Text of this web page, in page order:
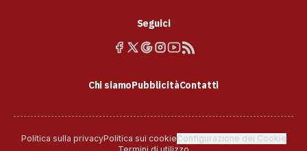
Seguici
Chi siamoPubblicitàContatti
Politica sulla privacyPolitica sui cookieConfigurazione dei Cookie